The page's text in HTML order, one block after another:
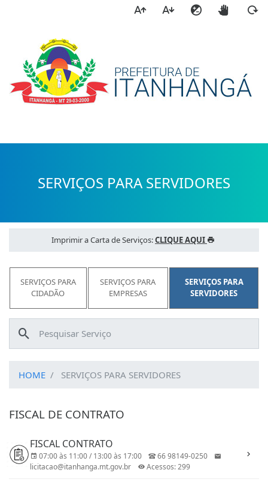
a
SERVIÇOS PARA SERVIDORES
Imprimir a Carta de Serviços:CLIQUE AQUI
SERVIÇOS PARA
CIDADÃO
SERVIÇOS PARA
EMPRESAS
SERVIÇOS PARA
SERVIDORES
HOME SERVIÇOS PARA SERVIDORES
FISCAL DE CONTRATO
FISCAL CONTRATO
07:00 às 11:00 / 13:00 às 17:00
66 98149-0250
licitacao@itanhanga.mt.gov.br
Acessos: 299